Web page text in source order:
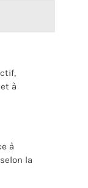
à
à
la